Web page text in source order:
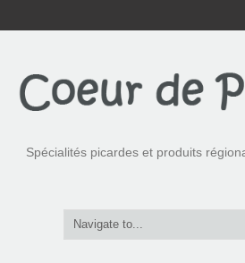
Spécialités picardes et produits